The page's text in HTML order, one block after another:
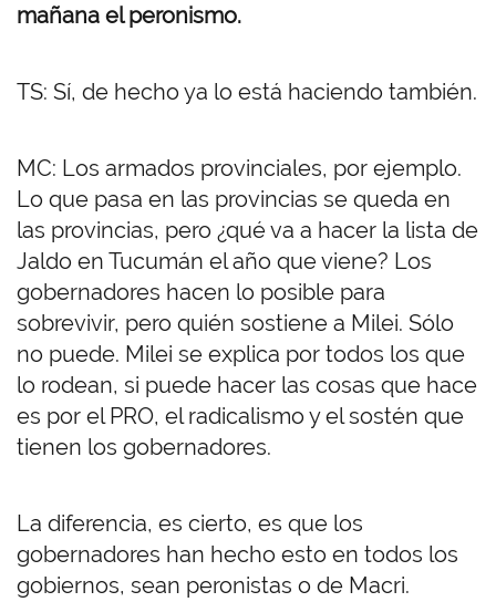
mañana el peronismo.
TS: Sí, de hecho ya lo está haciendo también.
MC: Los armados provinciales, por ejemplo.
Lo que pasa en las provincias se queda en
las provincias, pero ¿qué va a hacer la lista de
Jaldo en Tucumán el año que viene? Los
gobernadores hacen lo posible para
sobrevivir, pero quién sostiene a Milei. Sólo
no puede. Milei se explica por todos los que
lo rodean, si puede hacer las cosas que hace
es por el PRO, el radicalismo y el sostén que
tienen los gobernadores.
La diferencia, es cierto, es que los
gobernadores han hecho esto en todos los
gobiernos, sean peronistas o de Macri.